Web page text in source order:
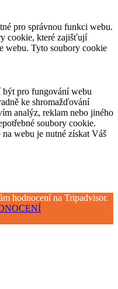
pro správnou funkci webu.
cookie, které zajišťují
webu. Tyto soubory cookie
být pro fungování webu
ke shromažďování
analýz, reklam nebo jiného
soubory cookie.
webu je nutné získat Váš
hodnocení na Tripadvisor.